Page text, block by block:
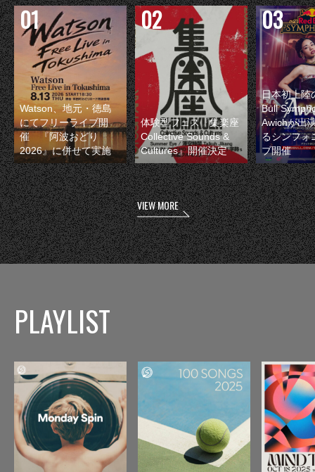
Watson、地元・徳島
にてフリーライブ開
催 『阿波おどり
2026』に併せて実施
体験型フェス『集楽座
Collective Sounds &
Cultures』開催決定
日本初上陸
Bull
Awichが出
るシンフォ
ブ開催
VIEW MORE
PLAYLIST